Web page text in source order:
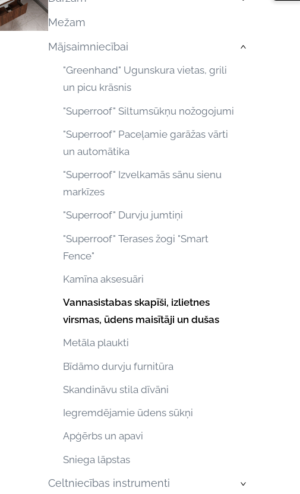
Mežam
Mājsaimniecībai
"Greenhand" Ugunskura vietas, grili
un picu krāsnis
"Superroof" Siltumsūkņu nožogojumi
"Superroof" Paceļamie garāžas vārti
un automātika
"Superroof" Izvelkamās sānu sienu
markīzes
"Superroof" Durvju jumtiņi
"Superroof" Terases žogi "Smart
Fence"
Kamīna aksesuāri
Vannasistabas skapīši, izlietnes
virsmas, ūdens maisītāji un dušas
Metāla plaukti
Bīdāmo durvju furnitūra
Skandināvu stila dīvāni
Iegremdējamie ūdens sūkņi
Apģērbs un apavi
Sniega lāpstas
›
Celtniecības instrumenti ›